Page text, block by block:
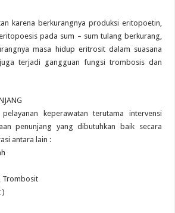
karena berkurangnya produksi eritopoetin,
pada sum – sum tulang berkurang,
masa hidup eritrosit dalam suasana
terjadi gangguan fungsi trombosis dan
keperawatan terutama intervensi
penunjang yang dibutuhkan baik secara
antara lain :
Trombosit
)